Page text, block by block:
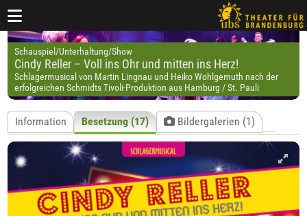
Schauspiel/Unterhaltung/Show
Cindy Reller – Voll ins Ohr und mitten ins Herz!
Schlagermusical von Martin Lingnau und Heiko Wohlgemuth nach der
erfolgreichen Schmidts Tivoli-Produktion aus Hamburg / St. Pauli
Information Besetzung (17) Bildergalerien (1)